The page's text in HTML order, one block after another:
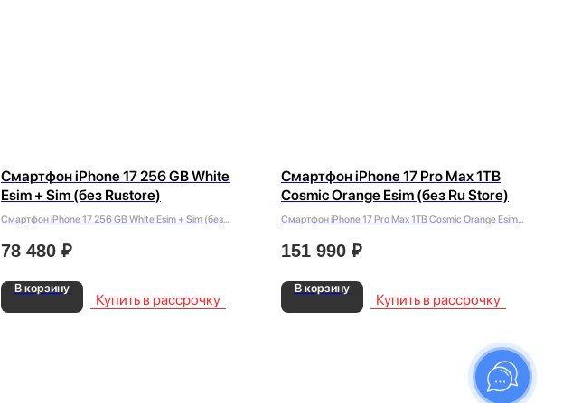
Смартфон iPhone 17 256 GB White
Esim + Sim (без Rustore)
Смартфон iPhone 17 256 GB White Esim + Sim (без
78 480 ₽
В корзину
Купить в рассрочку
Смартфон iPhone 17 Pro Max 1TB
Cosmic Orange Esim (без Ru Store)
Смартфон iPhone 17 Pro Max 1TB Cosmic Orange Esim
151 990 ₽
В корзину
Купить в рассрочку